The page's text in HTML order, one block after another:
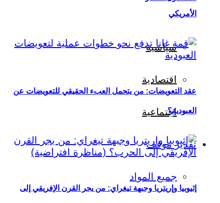
سياسية
اقتصادية
اجتماعية
تقدير موقف
جميع المواد
الأمريكي
عقد التعويضات: من يتحمل العبء الحقيقي للتعويضات عن
العبودية؟
إثيوبيا وإريتريا وجبهة تيغراي: من يجر القرن الإفريقي إلى